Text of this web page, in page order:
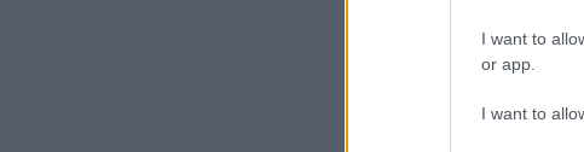
I want to
or app.
I want to
Παναγή Τσαλδάρη